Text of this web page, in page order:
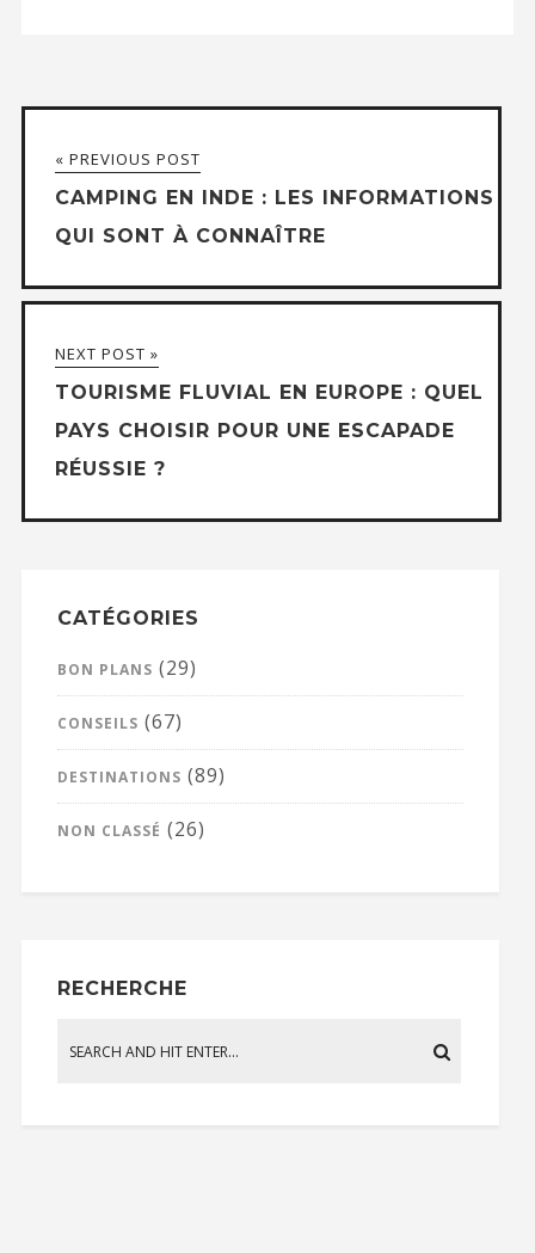
« PREVIOUS POST
CAMPING EN INDE : LES INFORMATIONS
QUI SONT À CONNAÎTRE
NEXT POST »
TOURISME FLUVIAL EN EUROPE : QUEL
PAYS CHOISIR POUR UNE ESCAPADE
RÉUSSIE ?
CATÉGORIES
BON PLANS (29)
CONSEILS (67)
DESTINATIONS (89)
NON CLASSÉ (26)
RECHERCHE